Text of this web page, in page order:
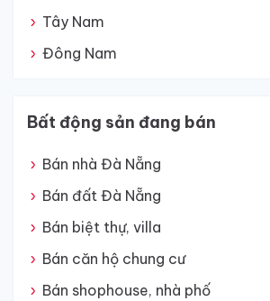
Tây Nam
Đông Nam
Bất động sản đang bán
Bán nhà Đà Nẵng
Bán đất Đà Nẵng
Bán biệt thự, villa
Bán căn hộ chung cư
Bán shophouse, nhà phố